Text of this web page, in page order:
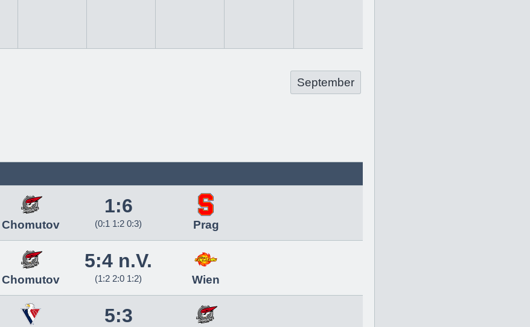
September
Chomutov
1:6
(0:1 1:2 0:3) Prag
Chomutov
5:4 n.V.
(1:2 2:0 1:2) Wien
5:3